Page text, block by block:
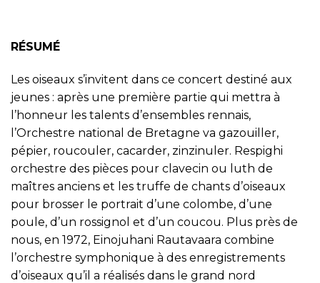
RÉSUMÉ
Les oiseaux s’invitent dans ce concert destiné aux
jeunes : après une première partie qui mettra à
l’honneur les talents d’ensembles rennais,
l’Orchestre national de Bretagne va gazouiller,
pépier, roucouler, cacarder, zinzinuler. Respighi
orchestre des pièces pour clavecin ou luth de
maîtres anciens et les truffe de chants d’oiseaux
pour brosser le portrait d’une colombe, d’une
poule, d’un rossignol et d’un coucou. Plus près de
nous, en 1972, Einojuhani Rautavaara combine
l’orchestre symphonique à des enregistrements
d’oiseaux qu’il a réalisés dans le grand nord